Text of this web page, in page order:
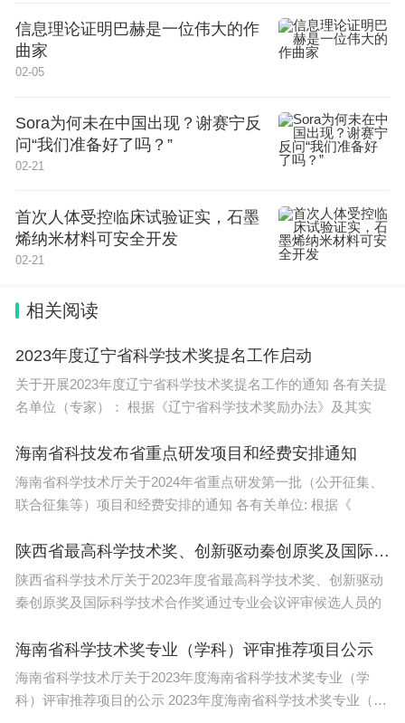
决定：周小全任中共上海市国有资产监督管理委员会
书记，批准其任上海市国有资产监督管理委员会主
任。
值得一提的是，目前担任上海市副市长的贺青，此前
也曾长期在国泰君安工作。2019年9月~2023年11
2023年11月，他出任上海市国资委党委书记、主
任。今年3月，他出任上海市副市长。
绩预告，也是首份上市券商半年度业绩预告。
公告显示，今年上半年，公司预计实现归母净利润2
计实现扣非归母净利润192.49亿元到197.57亿元，
同比增加164%到171%。
其中，二季度的增速同比惊人。今年第二季度，国泰
海通预计实现归母净利润136.15亿元到141.23亿
元，同比增加290%到304%，环比增加113%到12
对于业绩预增的主要原因，国泰海通对时代周报记者
表示，2026年上半年，公司统筹推进整合融合、协
信息理论证明巴赫是一位伟大的作
曲家
02-05
Sora为何未在中国出现？谢赛宁反
问“我们准备好了吗？”
02-21
首次人体受控临床试验证实，石墨
烯纳米材料可安全开发
02-21
相关阅读
2023年度辽宁省科学技术奖提名工作启动
关于开展2023年度辽宁省科学技术奖提名工作的通知 各有关提
名单位（专家）： 根据《辽宁省科学技术奖励办法》及其实
海南省科技发布省重点研发项目和经费安排通知
海南省科学技术厅关于2024年省重点研发第一批（公开征集、
联合征集等）项目和经费安排的通知 各有关单位: 根据《
陕西省最高科学技术奖、创新驱动秦创原奖及国际科学技术合作奖候选人名单发布
陕西省科学技术厅关于2023年度省最高科学技术奖、创新驱动
秦创原奖及国际科学技术合作奖通过专业会议评审候选人员的
海南省科学技术奖专业（学科）评审推荐项目公示
海南省科学技术厅关于2023年度海南省科学技术奖专业（学
科）评审推荐项目的公示 2023年度海南省科学技术奖专业（学